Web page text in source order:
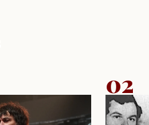
02